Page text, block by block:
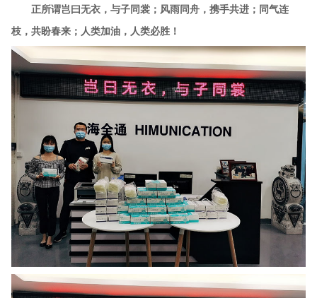
正所谓岂曰无衣，与子同裳；风雨同舟，携手共进；同气连
枝，共盼春来；人类加油，人类必胜！